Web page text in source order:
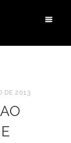
DE 2013